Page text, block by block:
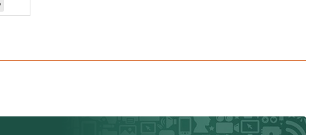
Edifício Itápolis - Solemar (1)
Epic JundiaÍ (1)